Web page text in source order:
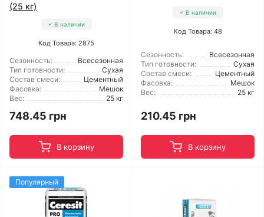
(25 кг)
В наличии
Код Товара: 2875
Сезонность:
Всесезонная
Тип готовности:
Сухая
Состав смеси:
Цементный
Фасовка:
Мешок
Вес:
25 кг
748.45 грн
В корзину
В наличии
Код Товара: 48
Сезонность:
Всесезонная
Тип готовности:
Сухая
Состав смеси:
Цементный
Фасовка:
Мешок
Вес:
25 кг
210.45 грн
В корзину
Популярный